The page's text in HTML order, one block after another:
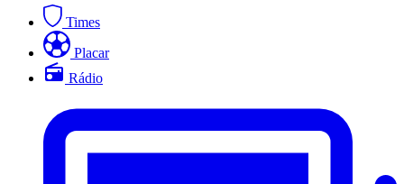
Times
Placar
Rádio